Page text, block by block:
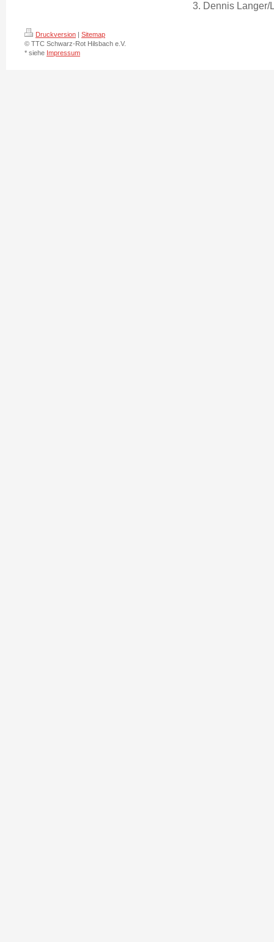
3. Dennis Langer/
Druckversion | Sitemap
© TTC Schwarz-Rot Hilsbach e.V.
* siehe Impressum